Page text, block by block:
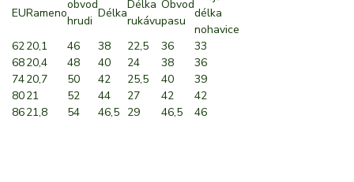
EURameno
obvod
hrudi
Délka
Délka
rukávu
Obvod
pasu
délka
nohavice
6220,1 46 38 22,5 36
33
6820,4 48 40 24 38
36
7420,7 50 42 25,5 40
39
8021 52 44 27 42
42
8621,8 54 46,5 29 46,5 46